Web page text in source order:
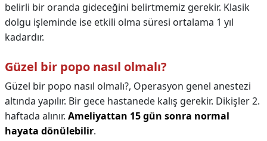
belirli bir oranda gideceğini belirtmemiz gerekir. Klasik
dolgu işleminde ise etkili olma süresi ortalama 1 yıl
kadardır.
Güzel bir popo nasıl olmalı?
Güzel bir popo nasıl olmalı?, Operasyon genel anestezi
altında yapılır. Bir gece hastanede kalış gerekir. Dikişler 2.
haftada alınır. Ameliyattan 15 gün sonra normal
hayata dönülebilir.